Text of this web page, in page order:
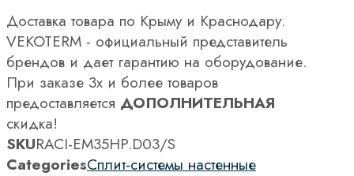
Доставка товара по Крыму и Краснодару.
VEKOTERM - официальный представитель
брендов и дает гарантию на оборудование.
При заказе 3х и более товаров
предоставляется ДОПОЛНИТЕЛЬНАЯ
скидка!
SKURACI-EM35HP.D03/S
CategoriesСплит-системы настенные